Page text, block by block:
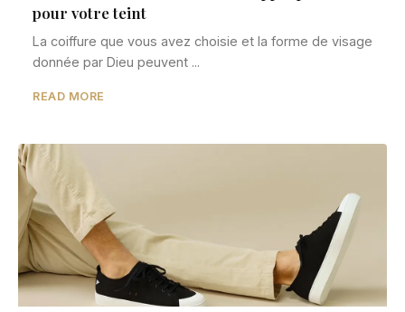
pour votre teint
La coiffure que vous avez choisie et la forme de visage
donnée par Dieu peuvent ...
READ MORE